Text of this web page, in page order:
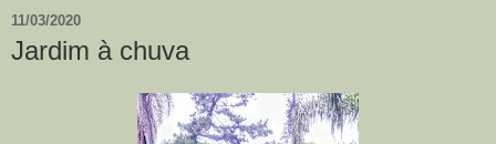
11/03/2020
Jardim à chuva